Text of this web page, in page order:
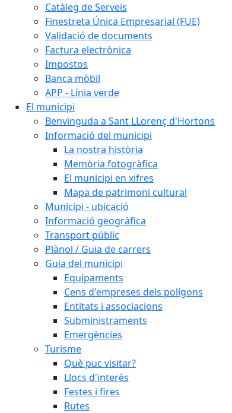
Catàleg de Serveis
Finestreta Única Empresarial (FUE)
Validació de documents
Factura electrònica
Impostos
Banca mòbil
APP - Línia verde
El municipi
Benvinguda a Sant LLorenç d'Hortons
Informació del municipi
La nostra història
Memòria fotogràfica
El municipi en xifres
Mapa de patrimoni cultural
Municipi - ubicació
Informació geogràfica
Transport públic
Plànol / Guia de carrers
Guia del municipi
Equipaments
Cens d'empreses dels polígons
Entitats i associacions
Subministraments
Emergències
Turisme
Què puc visitar?
Llocs d'interès
Festes i fires
Rutes